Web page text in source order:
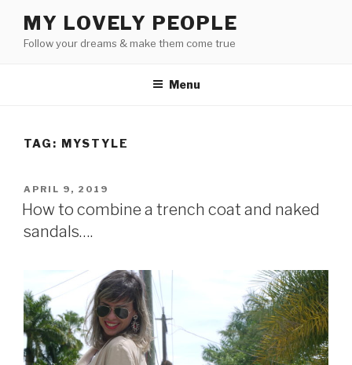
content
MY LOVELY PEOPLE
Follow your dreams & make them come true
Menu
TAG: MYSTYLE
POSTED
ON
APRIL 9, 2019
How to combine a trench coat and naked
sandals….